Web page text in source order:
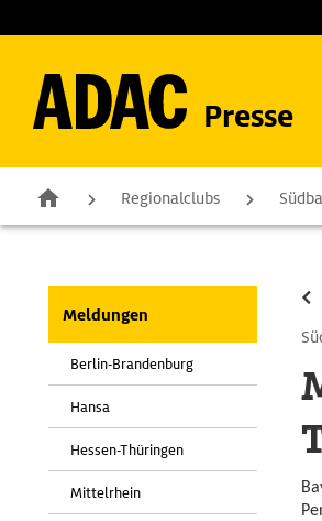
Presse
Regionalclubs
Meldungen
Berlin-Brandenburg
Hansa
Hessen-Thüringen
Mittelrhein